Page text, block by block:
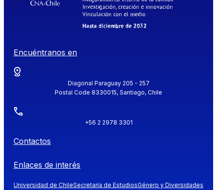
Encuéntranos en
Diagonal Paraguay 205 - 257
Postal Code 8330015, Santiago, Chile
+56 2 2978 3301
Contactos
Enlaces de interés
Universidad de ChileSecretaría de EstudiosGénero y Diversidades